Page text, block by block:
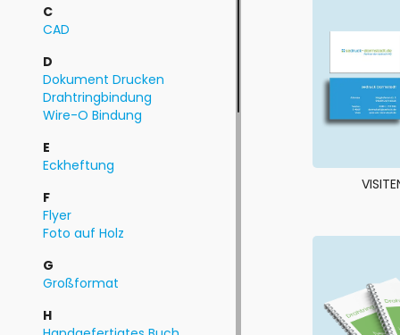
C
CAD
D
Dokument Drucken
Drahtringbindung
Wire-O Bindung
E
Eckheftung
F
Flyer
Foto auf Holz
G
Großformat
H